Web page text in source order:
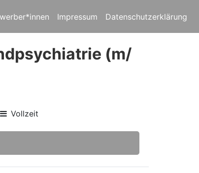
Impressum Datenschutzerklärung
(m/
Vollzeit